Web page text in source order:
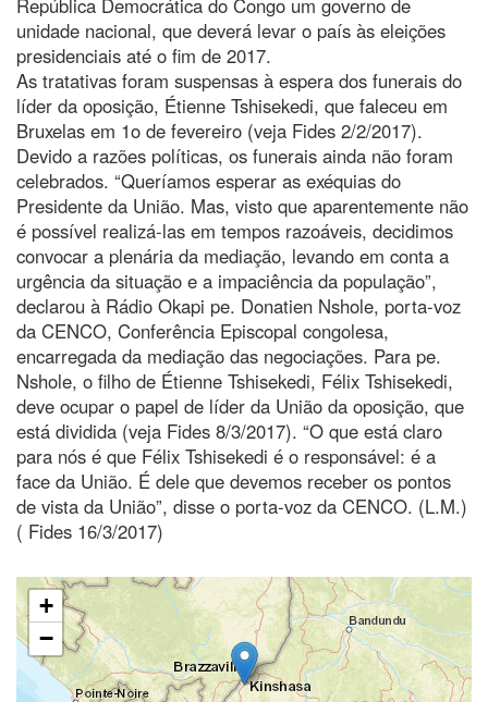
República Democrática do Congo um governo de
unidade nacional, que deverá levar o país às eleições
presidenciais até o fim de 2017.
As tratativas foram suspensas à espera dos funerais do
líder da oposição, Étienne Tshisekedi, que faleceu em
Bruxelas em 1o de fevereiro (veja Fides 2/2/2017).
Devido a razões políticas, os funerais ainda não foram
celebrados. “Queríamos esperar as exéquias do
Presidente da União. Mas, visto que aparentemente não
é possível realizá-las em tempos razoáveis, decidimos
convocar a plenária da mediação, levando em conta a
urgência da situação e a impaciência da população”,
declarou à Rádio Okapi pe. Donatien Nshole, porta-voz
da CENCO, Conferência Episcopal congolesa,
encarregada da mediação das negociações. Para pe.
Nshole, o filho de Étienne Tshisekedi, Félix Tshisekedi,
deve ocupar o papel de líder da União da oposição, que
está dividida (veja Fides 8/3/2017). “O que está claro
para nós é que Félix Tshisekedi é o responsável: é a
face da União. É dele que devemos receber os pontos
de vista da União”, disse o porta-voz da CENCO. (L.M.)
( Fides 16/3/2017)
+
−